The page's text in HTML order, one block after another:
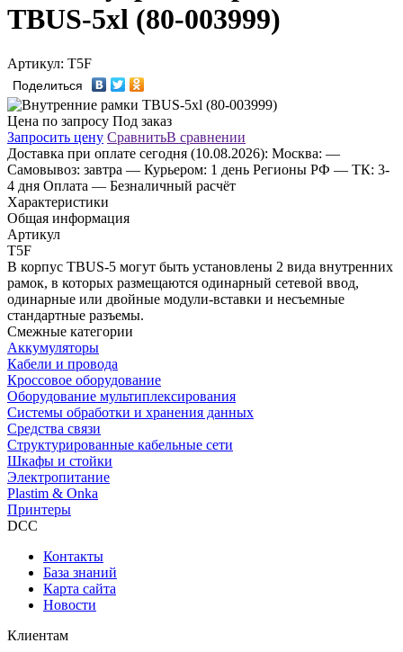
TBUS-5xl (80-003999)
Артикул: T5F
Поделиться
Цена по запросу Под заказ
Запросить цену СравнитьВ сравнении
Доставка при оплате сегодня (10.08.2026): Москва: —
Самовывоз: завтра — Курьером: 1 день Регионы РФ — ТК: 3-
4 дня Оплата — Безналичный расчёт
Характеристики
Общая информация
Артикул
T5F
В корпус TBUS-5 могут быть установлены 2 вида внутренних
рамок, в которых размещаются одинарный сетевой ввод,
одинарные или двойные модули-вставки и несъемные
стандартные разъемы.
Смежные категории
Аккумуляторы
Кабели и провода
Кроссовое оборудование
Оборудование мультиплексирования
Системы обработки и хранения данных
Средства связи
Структурированные кабельные сети
Шкафы и стойки
Электропитание
Plastim & Onka
Принтеры
DCC
Контакты
База знаний
Карта сайта
Новости
Клиентам